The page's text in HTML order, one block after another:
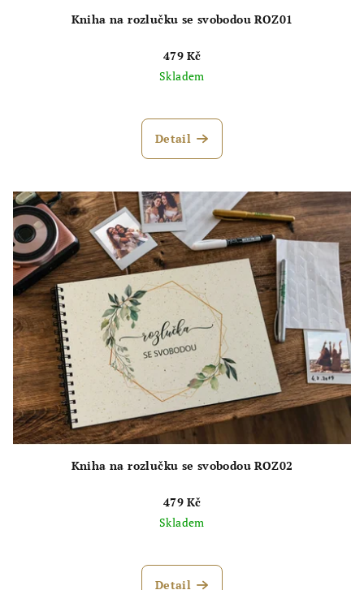
Kniha na rozlučku se svobodou ROZ01
479 Kč
Skladem
hodnocení
produktu
hvězdiček.
Detail
Kniha na rozlučku se svobodou ROZ02
479 Kč
Skladem
hodnocení
produktu
Detail